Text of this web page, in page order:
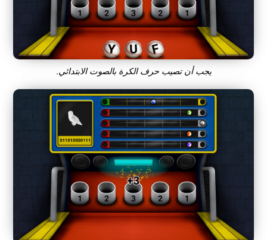
يجب أن تصيب حرف الكرة بالصوت الابتدائي.